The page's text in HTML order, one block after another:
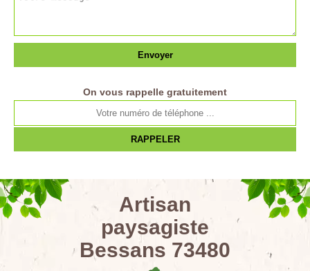
On vous rappelle gratuitement
Artisan
paysagiste
Bessans 73480